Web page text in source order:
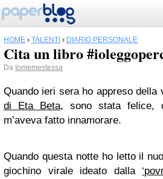
HOME › TALENTI › DIARIO PERSONALE
Cita un libro
Da Iomemestessa
Quando ieri sera ho appreso della
di Eta Beta, sono stata felice,
m’aveva fatto innamorare.
Quando questa notte ho letto il
giochino virale ideato dalla